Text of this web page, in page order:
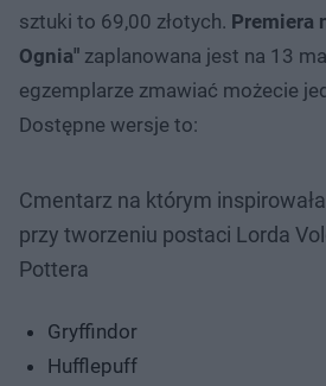
sztuki to 69,00 złotych. Premiera
Ognia" zaplanowana jest na 13
egzemplarze zmawiać możecie
Dostępne wersje to:
Cmentarz na którym
przy tworzeniu postaci Lorda
Pottera
Gryffindor
Hufflepuff